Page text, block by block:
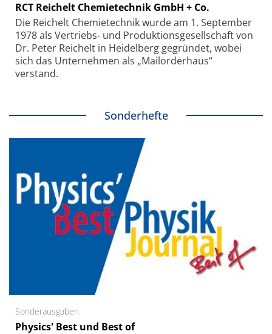
RCT Reichelt Chemietechnik GmbH + Co.
Die Reichelt Chemietechnik wurde am 1. September
1978 als Vertriebs- und Produktionsgesellschaft von
Dr. Peter Reichelt in Heidelberg gegründet, wobei
sich das Unternehmen als „Mailorderhaus“
verstand.
Sonderhefte
Sonderausgaben
Physics' Best und Best of